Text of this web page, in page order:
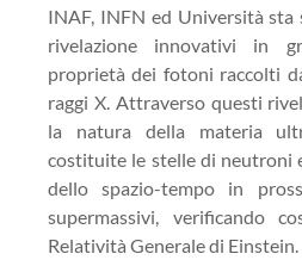
INAF, INFN ed Università
rivelazione innovativi in
proprietà dei fotoni raccolti
raggi X. Attraverso questi
la natura della materia
costituite le stelle di neutroni
dello spazio-tempo in
supermassivi, verificando
Relatività Generale di Einstein.